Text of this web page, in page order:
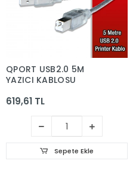
QPORT USB2.0 5M
YAZICI KABLOSU
619,61 TL
Sepete Ekle